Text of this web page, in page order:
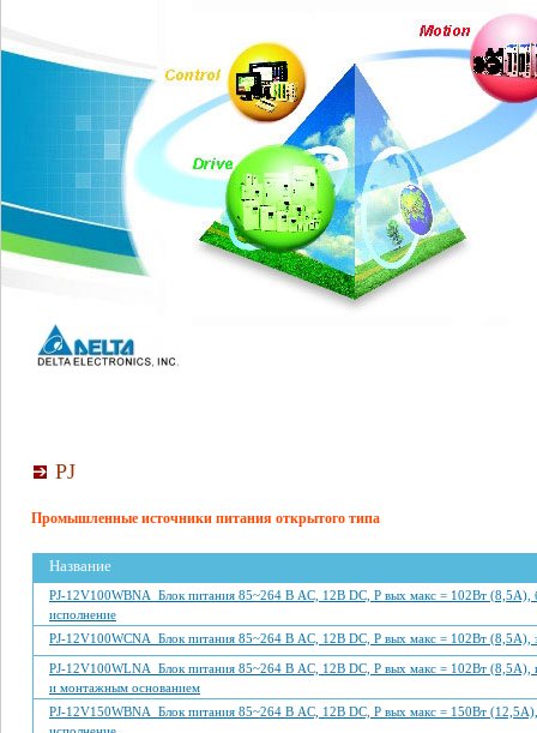
PJ
Промышленные источники питания открытого типа
Название
PJ-12V100WBNA Блок питания 85~264 В AC, 12В DC, P вых макс = 102Вт (8,5А),
исполнение
PJ-12V100WCNA Блок питания 85~264 В AC, 12В DC, P вых макс = 102Вт (8,5А),
PJ-12V100WLNA Блок питания 85~264 В AC, 12В DC, P вых макс = 102Вт (8,5А),
и монтажным основанием
PJ-12V150WBNA Блок питания 85~264 В AC, 12В DC, P вых макс = 150Вт (12,5А),